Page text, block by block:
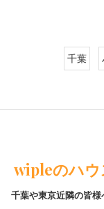
千葉
wipleのハウ
千葉や東京近隣の皆